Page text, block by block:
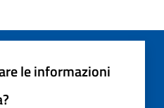
le informazioni